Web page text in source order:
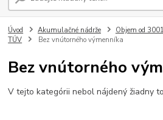
Úvod Akumulačné nádrže Objem od
TÚV
Bez vnútorného výmenníka
Bez vnútorného
V tejto kategórii nebol nájdený žiadny